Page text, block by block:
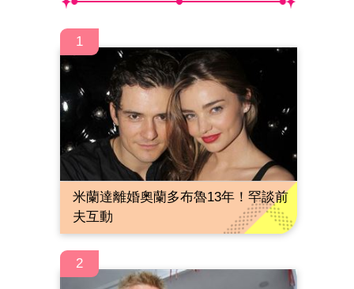
1
米蘭達離婚奧蘭多布魯13年！罕談前
夫互動
2